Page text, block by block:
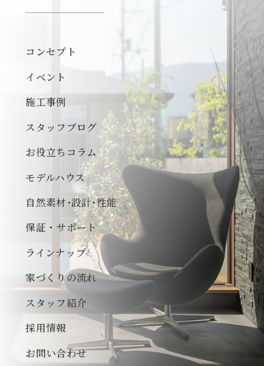
コンセプト
イベント
施工事例
スタッフブログ
お役立ちコラム
モデルハウス
自然素材･設計･性能
保証・サポート
ラインナップ
家づくりの流れ
スタッフ紹介
採用情報
お問い合わせ